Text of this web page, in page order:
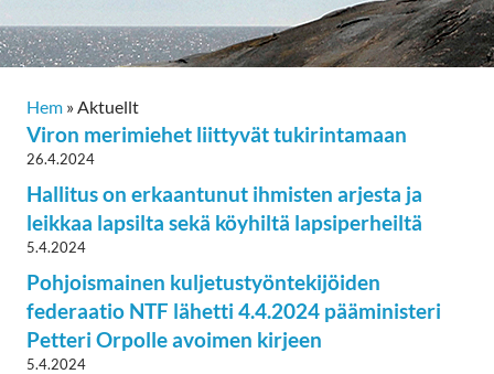
Hem »Aktuellt
Viron merimiehet liittyvät tukirintamaan
26.4.2024
Hallitus on erkaantunut ihmisten arjesta ja
leikkaa lapsilta sekä köyhiltä lapsiperheiltä
5.4.2024
Pohjoismainen kuljetustyöntekijöiden
federaatio NTF lähetti 4.4.2024 pääministeri
Petteri Orpolle avoimen kirjeen
5.4.2024